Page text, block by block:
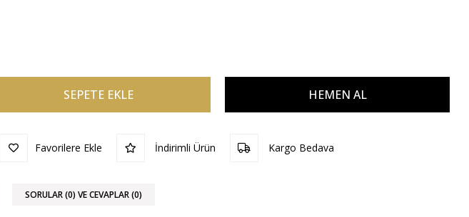
Favorilere Ekle İndirimli Ürün Kargo Bedava
SORULAR (0) VE CEVAPLAR (0)